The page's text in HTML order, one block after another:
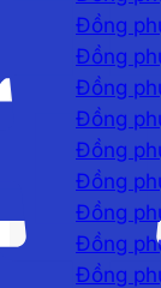
Đồng
Đồng
Đồng
Đồng
Đồng
Đồng
Đồng
Đồng
Đồng